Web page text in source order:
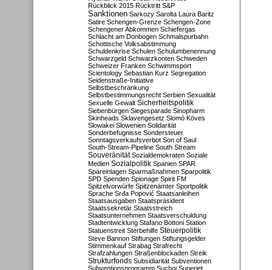
Rückblick 2015 Rücktritt S&P
Sanktionen Sarkozy Sarolta Laura Baritz
Satire Schengen-Grenze Schengen-Zone
Schengener Abkommen Schiefergas
Schlacht am Donbogen Schmalspurbahn
Schottische Volksabstimmung
Schuldenkrise Schulen Schulumbenennung
Schwarzgeld Schwarzkonten Schweden
Schweizer Franken Schwimmsport
Scientology Sebastian Kurz Segregation
Seidenstraße-Initiative
Selbstbeschränkung
Selbstbestimmungsrecht Serbien Sexualität
Sexuelle Gewalt Sicherheitspolitik
Siebenbürgen Siegesparade Sinopharm
Skinheads Sklavengesetz Slomó Köves
Slowakei Slowenien Solidarität
Sonderbefugnisse Sondersteuer
Sonntagsverkaufsverbot Son of Saul
South-Stream-Pipeline South Stream
Souveränität Sozialdemokraten Soziale
Medien Sozialpolitik Spanien SPAR
Spareinlagen Sparmaßnahmen Sparpolitik
SPD Spenden Spionage Spirit FM
Spitzelvorwürfe Spitzenämter Sportpolitik
Sprache Srđa Popović Staatsanleihen
Staatsausgaben Staatspräsident
Staatssekretär Staatsstreich
Staatsunternehmen Staatsverschuldung
Stadtentwicklung Stafano Bottoni Station
Statuenstreit Sterbehilfe Steuerpolitik
Steve Bannon Stiftungen Stiftungsgelder
Stimmenkauf Strabag Strafrecht
Strafzahlungen Straßenblockaden Streik
Strukturfonds Subsidiarität Subventionen
Subventionsprogramm Suchoi Superjet